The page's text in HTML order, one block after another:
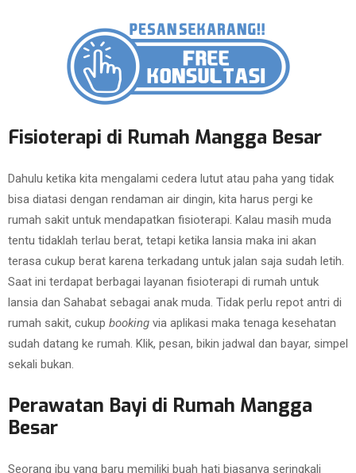
Fisioterapi di Rumah Mangga Besar
Dahulu ketika kita mengalami cedera lutut atau paha yang tidak
bisa diatasi dengan rendaman air dingin, kita harus pergi ke
rumah sakit untuk mendapatkan fisioterapi. Kalau masih muda
tentu tidaklah terlau berat, tetapi ketika lansia maka ini akan
terasa cukup berat karena terkadang untuk jalan saja sudah letih.
Saat ini terdapat berbagai layanan fisioterapi di rumah untuk
lansia dan Sahabat sebagai anak muda. Tidak perlu repot antri di
rumah sakit, cukup booking via aplikasi maka tenaga kesehatan
sudah datang ke rumah. Klik, pesan, bikin jadwal dan bayar, simpel
sekali bukan.
Perawatan Bayi di Rumah Mangga
Besar
Seorang ibu yang baru memiliki buah hati biasanya seringkali